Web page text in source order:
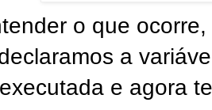
o que
a
e agora